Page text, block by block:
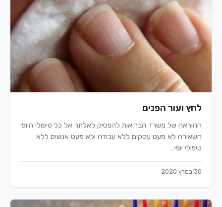
לחץ ועור הפנים
ההוראה של משרד הבריאות להפסיק לאלתר אל כל טיפולי היופי
השאירה לא מעט עסקים ללא עבודה ולא מעט אנשים ללא
טיפולי יופי…
30 במרץ 2020